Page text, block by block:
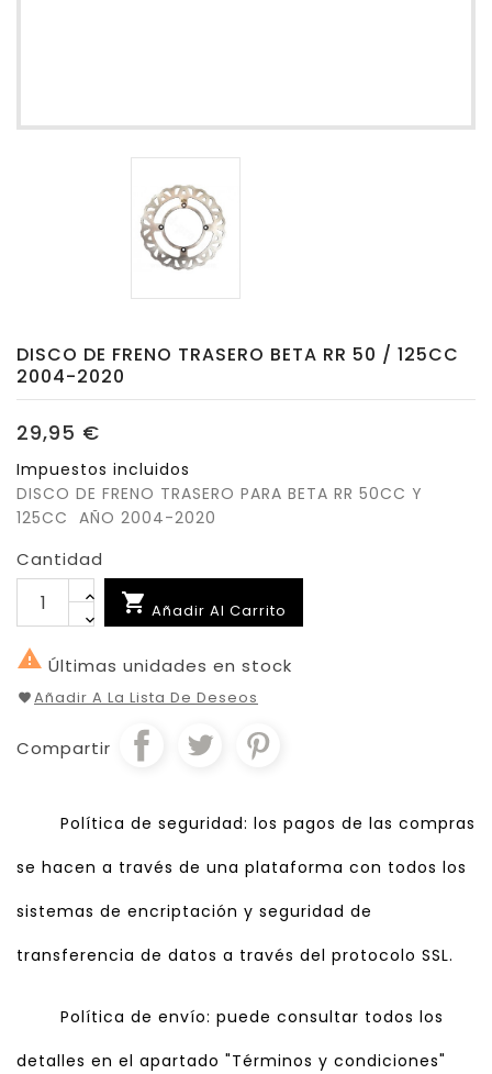
DISCO DE FRENO TRASERO BETA RR 50 / 125CC
2004-2020
29,95 €
Impuestos incluidos
DISCO DE FRENO TRASERO PARA BETA RR 50CC Y
125CC AÑO 2004-2020
Cantidad
 Añadir Al Carrito
 Últimas unidades en stock
Añadir A La Lista De Deseos
Compartir
Política de seguridad: los pagos de las compras
se hacen a través de una plataforma con todos los
sistemas de encriptación y seguridad de
transferencia de datos a través del protocolo SSL.
Política de envío: puede consultar todos los
detalles en el apartado "Términos y condiciones"